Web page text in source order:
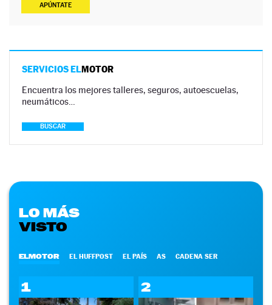
APÚNTATE
SERVICIOS ELMOTOR
Encuentra los mejores talleres, seguros, autoescuelas,
neumáticos…
BUSCAR
LO MÁS
VISTO
ELMOTOR EL HUFFPOST EL PAÍS AS CADENA SER
1 2